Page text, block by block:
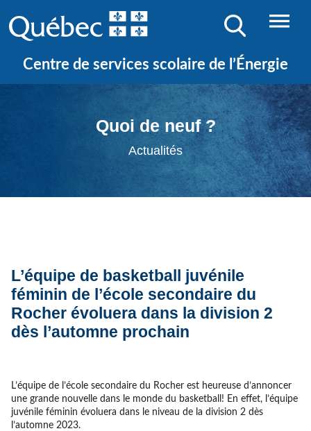
Centre de services scolaire de l’Énergie
Quoi de neuf ?
Actualités
L’équipe de basketball juvénile
féminin de l’école secondaire du
Rocher évoluera dans la division 2
dès l’automne prochain
L’équipe de l’école secondaire du Rocher est heureuse d’annoncer
une grande nouvelle dans le monde du basketball! En effet, l’équipe
juvénile féminin évoluera dans le niveau de la division 2 dès
l’automne 2023.